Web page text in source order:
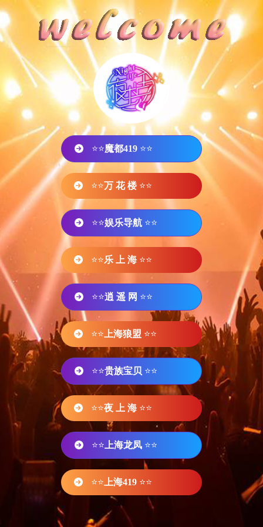
⭐⭐魔都419 ⭐⭐
⭐⭐万 花 楼 ⭐⭐
⭐⭐娱乐导航 ⭐⭐
⭐⭐乐 上 海 ⭐⭐
⭐⭐逍 遥 网 ⭐⭐
⭐⭐ 上海狼盟 ⭐⭐
⭐⭐贵族宝贝 ⭐⭐
⭐⭐夜 上 海 ⭐⭐
⭐⭐ 上海龙凤 ⭐⭐
⭐⭐ 上海419 ⭐⭐